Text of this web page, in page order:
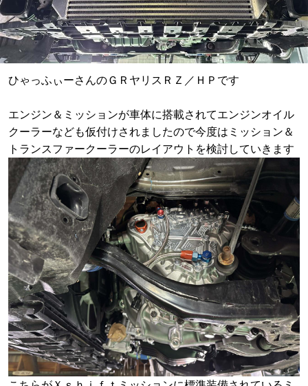
ひゃっふぃーさんのＧＲヤリスＲＺ／ＨＰです
エンジン＆ミッションが車体に搭載されてエンジンオイル
クーラーなども仮付けされましたので今度はミッション＆
トランスファークーラーのレイアウトを検討していきます